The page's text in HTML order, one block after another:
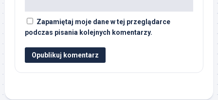
Zapamiętaj moje dane w tej przeglądarce
podczas pisania kolejnych komentarzy.